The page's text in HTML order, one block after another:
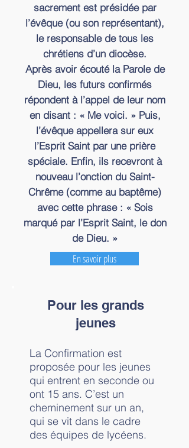
sacrement est présidée par
l’évêque (ou son représentant),
le responsable de tous les
chrétiens d’un diocèse.
Après avoir écouté la Parole de
Dieu, les futurs confirmés
répondent à l’appel de leur nom
en disant : « Me voici. » Puis,
l’évêque appellera sur eux
l’Esprit Saint par une prière
spéciale. Enfin, ils recevront à
nouveau l’onction du Saint-
Chrême (comme au baptême)
avec cette phrase : « Sois
marqué par l’Esprit Saint, le don
de Dieu. »
En savoir plus
Pour les grands
jeunes
La Confirmation est
proposée pour les jeunes
qui entrent en seconde ou
ont 15 ans. C’est un
cheminement sur un an,
qui se vit dans le cadre
des équipes de lycéens.